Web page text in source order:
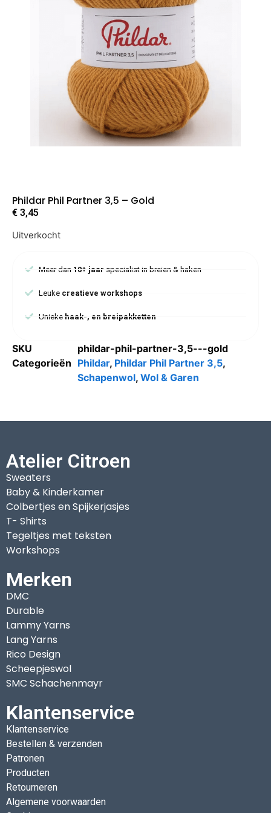
Phildar Phil Partner 3,5 – Gold
€ 3,45
Uitverkocht
Meer dan 10+ jaar specialist in breien & haken
Leuke creatieve workshops
Uniekehaak-, en breipakketten
SKU
phildar-phil-partner-3,5---gold
Categorieën Phildar, Phildar Phil Partner 3,5,
Schapenwol, Wol & Garen
Atelier Citroen
Sweaters
Baby & Kinderkamer
Colbertjes en Spijkerjasjes
T- Shirts
Tegeltjes met teksten
Workshops
Merken
DMC
Durable
Lammy Yarns
Lang Yarns
Rico Design
Scheepjeswol
SMC Schachenmayr
Klantenservice
Klantenservice
Bestellen & verzenden
Patronen
Producten
Retourneren
Algemene voorwaarden